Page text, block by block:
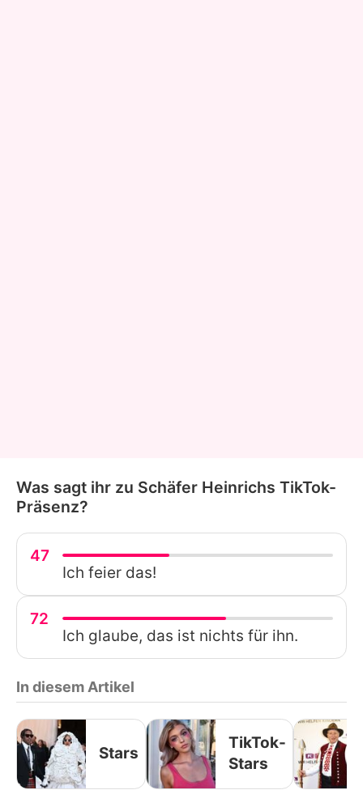
Was sagt ihr zu Schäfer Heinrichs TikTok-
Präsenz?
47
Ich feier das!
72
Ich glaube, das ist nichts für ihn.
In diesem Artikel
Stars
TikTok-
Stars